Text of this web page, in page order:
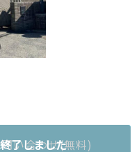
い合わせ(無料)
了しました